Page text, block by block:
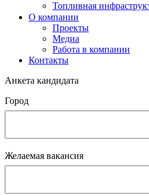
Топливная
О компании
Проекты
Медиа
Работа в компании
Контакты
Анкета кандидата
Город
Желаемая вакансия